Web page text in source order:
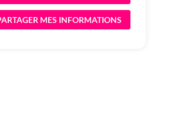
MES INFORMATIONS